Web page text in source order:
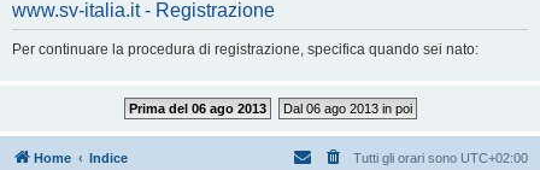
www.sv-italia.it - Registrazione
Per continuare la procedura di registrazione, specifica quando sei nato:
Prima del 06 ago 2013 Dal 06 ago 2013 in poi
Home Indice Tutti gli orari sono UTC+02:00